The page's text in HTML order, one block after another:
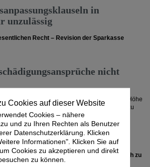
in
unzulässig
Recht – Revision der Sparkasse
nicht
wie bereits an anderer Stelle ausgeführt, die Höhe
Vorfälligkeitsentschädigungen nachrechnen zu
auf Anfrage ggf. auf
werden.
die Erstattungsansprüche bezüglich zu
Kunden bereits belasteter
Cookies auf dieser Website
Cookies – nähere
und zu Ihren Rechten als Benutzer
Datenschutzerklärung. Klicken
Informationen". Klicken Sie auf
um Cookies zu akzeptieren und direkt
zu können.